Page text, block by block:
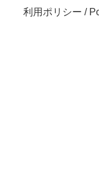
利用ポリシー /